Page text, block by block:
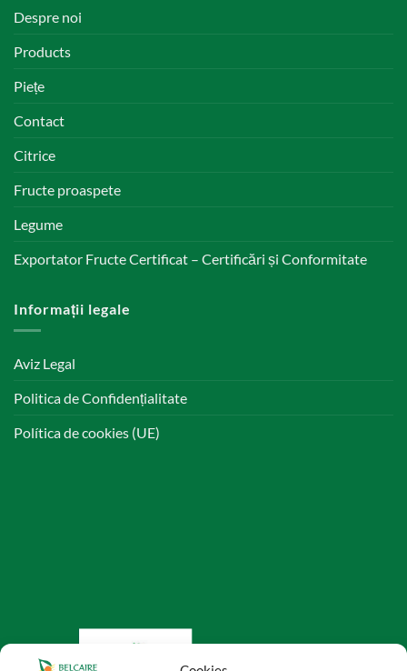
Despre noi
Products
Piețe
Contact
Citrice
Fructe proaspete
Legume
Exportator Fructe Certificat – Certificări și Conformitate
Informații legale
Aviz Legal
Politica de Confidențialitate
Política de cookies (UE)